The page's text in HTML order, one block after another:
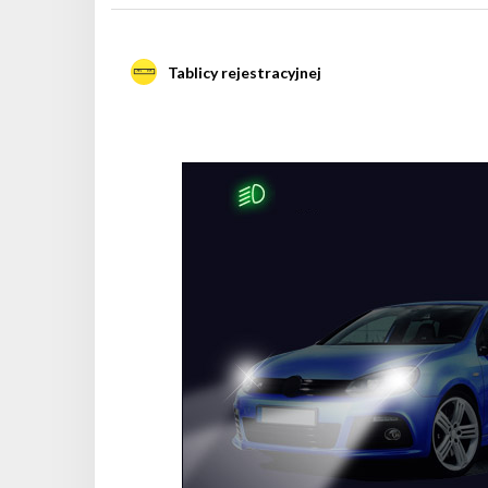
Tablicy rejestracyjnej